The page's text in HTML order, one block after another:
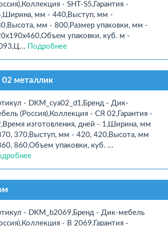
- SHT-S5,Гарантия -
мм - 440,Выступ, мм -
мм - 800,Размер упаковки, мм -
упаковки, куб. м -
Подробнее
металлик
- DKM_cya02_d1,Бренд - Дик-
(Россия),Коллекция - СЯ 02,Гарантия -
изготовления, дней - 1,Ширина, мм
370,Выступ, мм - 420, 420,Высота, мм
860,Объем упаковки, куб. ...
- DKM_b2069,Бренд - Дик-мебель
- В 2069,Гарантия -